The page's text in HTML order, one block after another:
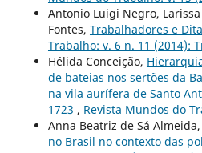
Antonio Luigi Negro,
Fontes, Trabalhadores e
Trabalho: v. 6 n. 11 (2014):
Hélida Conceição,
de bateias nos sertões da
na vila aurífera de Santo
1723 , Revista Mundos do
Anna Beatriz de Sá Almeida,
no Brasil no contexto das